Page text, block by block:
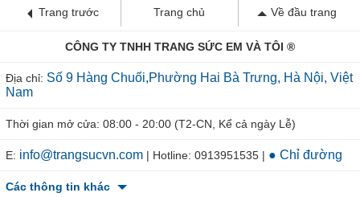
Trang trước Trang chủ Về đầu trang
CÔNG TY TNHH TRANG SỨC EM VÀ TÔI ®
Địa chỉ: Số 9 Hàng Chuối,Phường Hai Bà Trưng, Hà Nội, Việt
Nam
Thời gian mở cửa: 08:00 - 20:00 (T2-CN, Kể cả ngày Lễ)
E: info@trangsucvn.com | Hotline: 0913951535 | ● Chỉ đường
Các thông tin khác